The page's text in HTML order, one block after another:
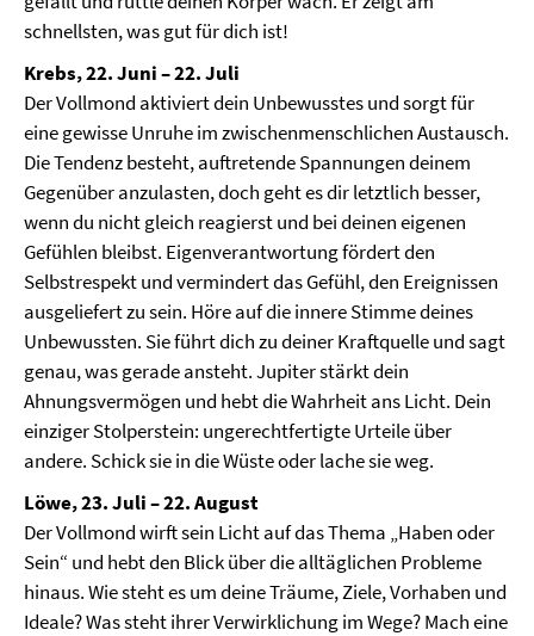
schnellsten, was gut für dich ist!
Krebs, 22. Juni – 22. Juli
Der Vollmond aktiviert dein Unbewusstes und sorgt für
eine gewisse Unruhe im zwischenmenschlichen Austausch.
Die Tendenz besteht, auftretende Spannungen deinem
Gegenüber anzulasten, doch geht es dir letztlich besser,
wenn du nicht gleich reagierst und bei deinen eigenen
Gefühlen bleibst. Eigenverantwortung fördert den
Selbstrespekt und vermindert das Gefühl, den Ereignissen
ausgeliefert zu sein. Höre auf die innere Stimme deines
Unbewussten. Sie führt dich zu deiner Kraftquelle und sagt
genau, was gerade ansteht. Jupiter stärkt dein
Ahnungsvermögen und hebt die Wahrheit ans Licht. Dein
einziger Stolperstein: ungerechtfertigte Urteile über
andere. Schick sie in die Wüste oder lache sie weg.
Löwe, 23. Juli – 22. August
Der Vollmond wirft sein Licht auf das Thema „Haben oder
Sein“ und hebt den Blick über die alltäglichen Probleme
hinaus. Wie steht es um deine Träume, Ziele, Vorhaben und
Ideale? Was steht ihrer Verwirklichung im Wege? Mach eine